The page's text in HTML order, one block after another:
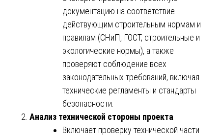
документацию на соответствие
действующим строительным нормам и
правилам (СНиП, ГОСТ, строительные и
экологические нормы), а также
проверяют соблюдение всех
законодательных требований, включая
технические регламенты и стандарты
безопасности.
Анализ технической стороны проекта
Включает проверку технической части